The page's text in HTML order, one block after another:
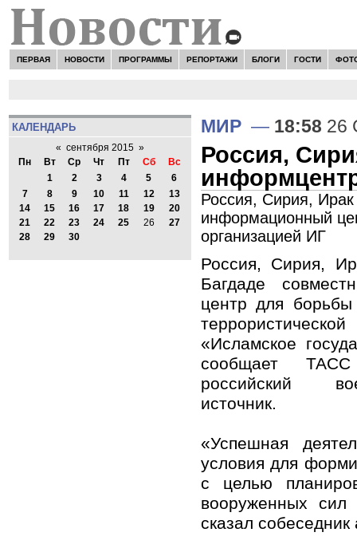
ПЕРВАЯ НОВОСТИ ПРОГРАММЫ РЕПОРТАЖИ БЛОГИ ГОСТИ
КАЛЕНДАРЬ
« сентября 2015 »
Пн
Вт Ср Чт Пт Сб
Вс
1
2 3 4 5
6
7
8 9 10 11 12
13
14
15 16 17 18 19
20
21
22 23 24 25 26
27
28
29 30
МИР — 18:58 26
Россия,
Россия, Сирия,
информационный
организацией ИГ
Россия, Сирия,
Багдаде
центр для
«Исламское
сообщает
российский
источник.
«Успешная
условия для
с целью
вооруженных
сказал собеседник